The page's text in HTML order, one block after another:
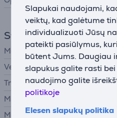
Slapukai naudojami,
veiktų, kad galėtume
individualizuoti Jūsų
pateikti pasiūlymus,
būtent Jums. Daugiau
slapukus galite rasti
naudojimo galite
politikoje
Elesen slapukų politika
Sveikatos ir aktyvumo
Matavimo būdas
Veiklos sekimas
Treniruočių režimai
Miego sekimas
Moterų sveikatos stebėjimas